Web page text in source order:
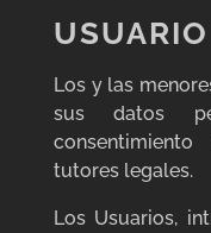
USUARIO
Los y las
sus datos
tutores legales.
Los Usuarios,